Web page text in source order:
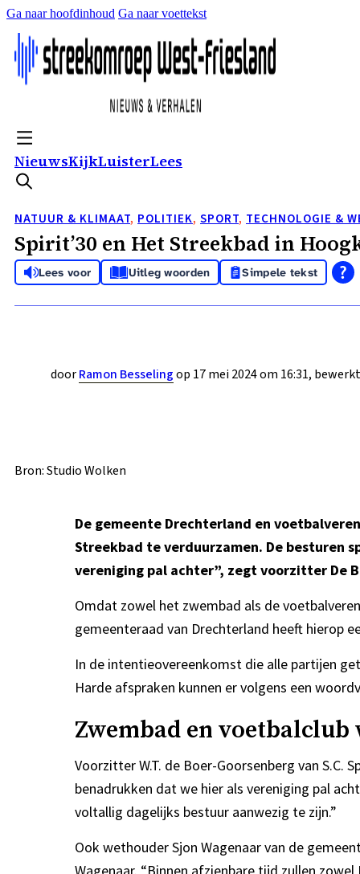
Ga naar hoofdinhoud Ga naar voettekst
NieuwsKijkLuisterLees
NATUUR & KLIMAAT, POLITIEK, SPORT, TECHNOLOGIE &
Spirit’30 en Het Streekbad in
Lees voor Uitleg woorden Simpele tekst
doorRamon Besselingop 17 mei 2024 om 16:31,
Bron: Studio Wolken
De gemeente Drechterland en
Streekbad te verduurzamen. De besturen
vereniging pal achter”, zegt voorzitter De
Omdat zowel het zwembad als de
gemeenteraad van Drechterland heeft hierop
In de intentieovereenkomst die alle partijen
Harde afspraken kunnen er volgens een
Zwembad en
Voorzitter W.T. de Boer-Goorsenberg van
benadrukken dat we hier als vereniging pal
voltallig dagelijks bestuur aanwezig te zijn.”
Ook wethouder Sjon Wagenaar van de
Wagenaar. “Binnen afzienbare tijd zullen